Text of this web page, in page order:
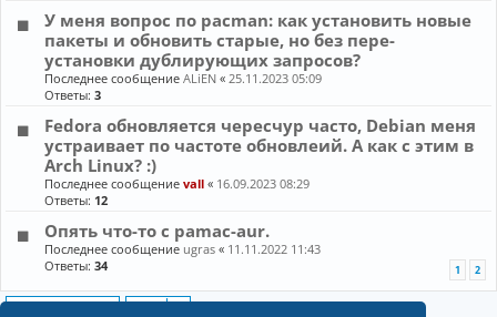
У меня вопрос по pacman: как установить новые
пакеты и обновить старые, но без пере-
установки дублирующих запросов?
Последнее сообщениеALiEN «25.11.2023 05:09
Ответы:3
Fedora обновляется чересчур часто, Debian меня
устраивает по частоте обновлеий. А как с этим в
Arch Linux? :)
Последнее сообщениеvall « 16.09.2023 08:29
Ответы: 12
Опять что-то с pamac-aur.
Последнее сообщение ugras « 11.11.2022 11:43
Ответы:34 1 2